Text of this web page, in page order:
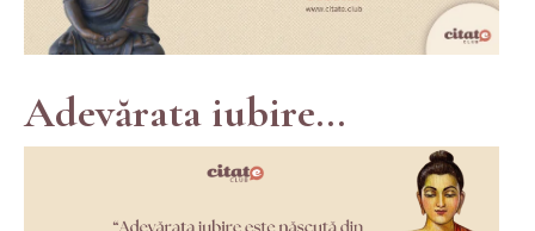
Adevărata iubire...